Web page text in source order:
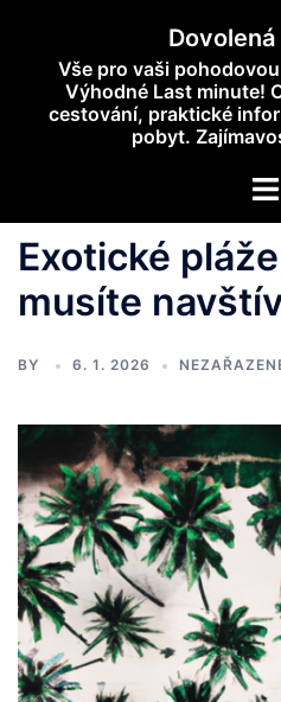
contentVše pro vaši
Výhodné Last minute!
cestování, praktické
pobyt.
Exotické
musíte
BY 6. 1. 2026